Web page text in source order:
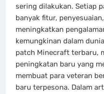
sering dilakukan. Setiap
banyak fitur,
meningkatkan
kemungkinan dalam
patch Minecraft terbaru,
peningkatan baru yang
membuat para veteran
baru terpesona. Dalam